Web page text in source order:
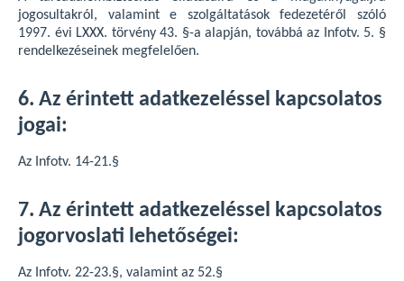
jogosultakról, valamint e szolgáltatások fedezetéről szóló
1997. évi LXXX. törvény 43. §-a alapján, továbbá az Infotv. 5. §
rendelkezéseinek megfelelően.
6. Az érintett adatkezeléssel kapcsolatos
jogai:
Az Infotv. 14-21.§
7. Az érintett adatkezeléssel kapcsolatos
jogorvoslati lehetőségei:
Az Infotv. 22-23.§, valamint az 52.§